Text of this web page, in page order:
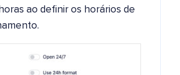
ao definir os horários de